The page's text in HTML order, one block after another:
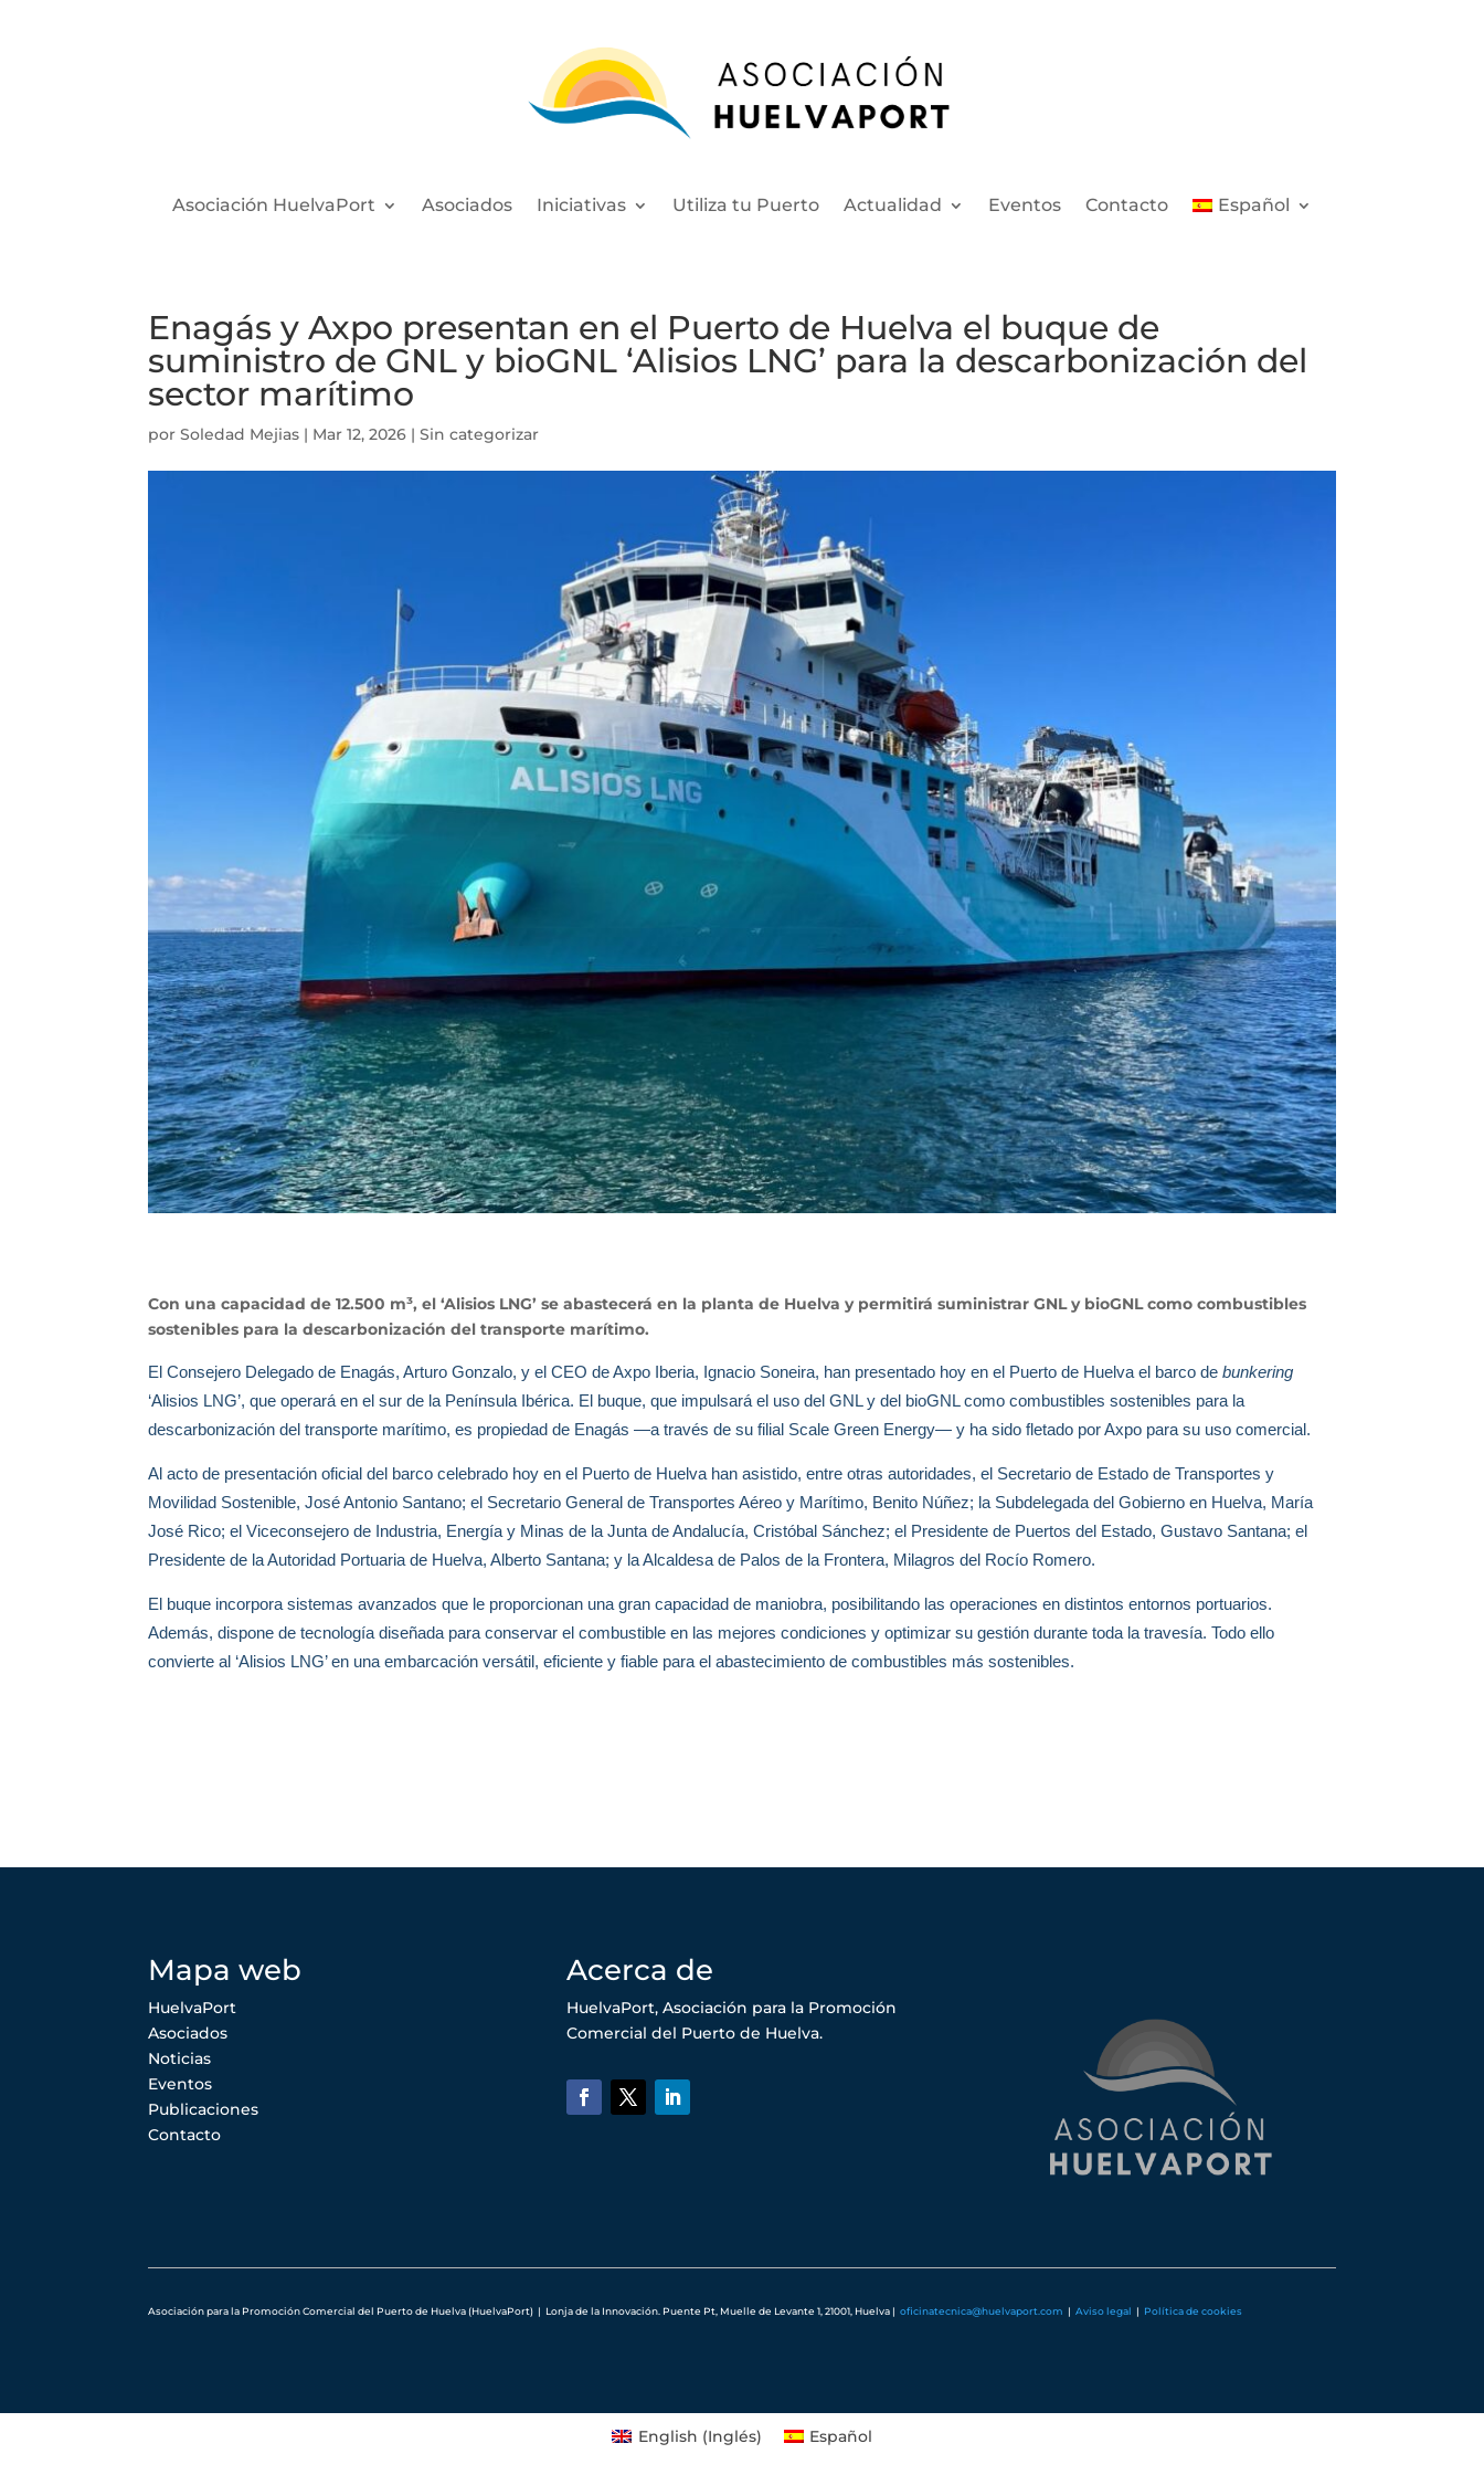
Asociación HuelvaPort Asociados Iniciativas Utiliza tu Puerto Actualidad Eventos Contacto Español
Enagás y Axpo presentan en el Puerto de Huelva el buque de
suministro de GNL y bioGNL ‘Alisios LNG’ para la descarbonización del
sector marítimo
porSoledad Mejias | Mar 12, 2026 |Sin categorizar
Con una capacidad de 12.500 m³, el ‘Alisios LNG’ se abastecerá en la planta de Huelva y permitirá suministrar GNL y bioGNL como combustibles
sostenibles para la descarbonización del transporte marítimo.
El Consejero Delegado de Enagás, Arturo Gonzalo, y el CEO de Axpo Iberia, Ignacio Soneira, han presentado hoy en el Puerto de Huelva el barco debunkering
‘Alisios LNG’, que operará en el sur de la Península Ibérica. El buque, que impulsará el uso del GNL y del bioGNL como combustibles sostenibles para la
descarbonización del transporte marítimo, es propiedad de Enagás ―a través de su filial Scale Green Energy― y ha sido fletado por Axpo para su uso comercial.
Al acto de presentación oficial del barco celebrado hoy en el Puerto de Huelva han asistido, entre otras autoridades, el Secretario de Estado de Transportes y
Movilidad Sostenible, José Antonio Santano; el Secretario General de Transportes Aéreo y Marítimo, Benito Núñez; la Subdelegada del Gobierno en Huelva, María
José Rico; el Viceconsejero de Industria, Energía y Minas de la Junta de Andalucía, Cristóbal Sánchez; el Presidente de Puertos del Estado, Gustavo Santana; el
Presidente de la Autoridad Portuaria de Huelva, Alberto Santana; y la Alcaldesa de Palos de la Frontera, Milagros del Rocío Romero.
El buque incorpora sistemas avanzados que le proporcionan una gran capacidad de maniobra, posibilitando las operaciones en distintos entornos portuarios.
Además, dispone de tecnología diseñada para conservar el combustible en las mejores condiciones y optimizar su gestión durante toda la travesía. Todo ello
convierte al ‘Alisios LNG’ en una embarcación versátil, eficiente y fiable para el abastecimiento de combustibles más sostenibles.
Mapa web
HuelvaPort
Asociados
Noticias
Eventos
Publicaciones
Contacto
Acerca de
HuelvaPort, Asociación para la Promoción
Comercial del Puerto de Huelva.
Asociación para la Promoción Comercial del Puerto de Huelva (HuelvaPort) | Lonja de la Innovación. Puente Pt, Muelle de Levante 1, 21001, Huelva |oficinatecnica@huelvaport.com |Aviso legal | Política de cookies
English (Inglés) Español